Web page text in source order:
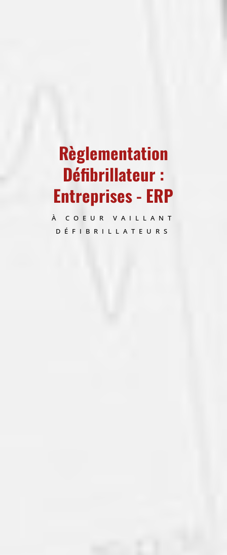
Règlementation
Défibrillateur :
Entreprises - ERP
À COEUR VAILLANT
DÉFIBRILLATEURS